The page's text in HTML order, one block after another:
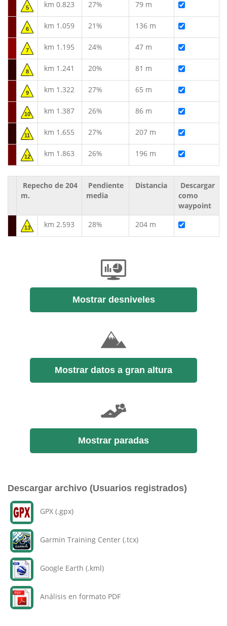
5 km 0.823 27% 79 m
6 km 1.059 21% 136 m
7 km 1.195 24% 47 m
8 km 1.241 20% 81 m
9 km 1.322 27% 65 m
10 km 1.387 26% 86 m
11 km 1.655 27% 207 m
12 km 1.863 26% 196 m
Repecho de 204
m.
Pendiente
media
Distancia
Descargar
como
waypoint
13 km 2.593 28% 204 m
Mostrar desniveles
Mostrar datos a gran altura
Mostrar paradas
Descargar archivo (Usuarios registrados)
GPX (.gpx)
Garmin Training Center (.tcx)
Google Earth (.kml)
Análisis en formato PDF